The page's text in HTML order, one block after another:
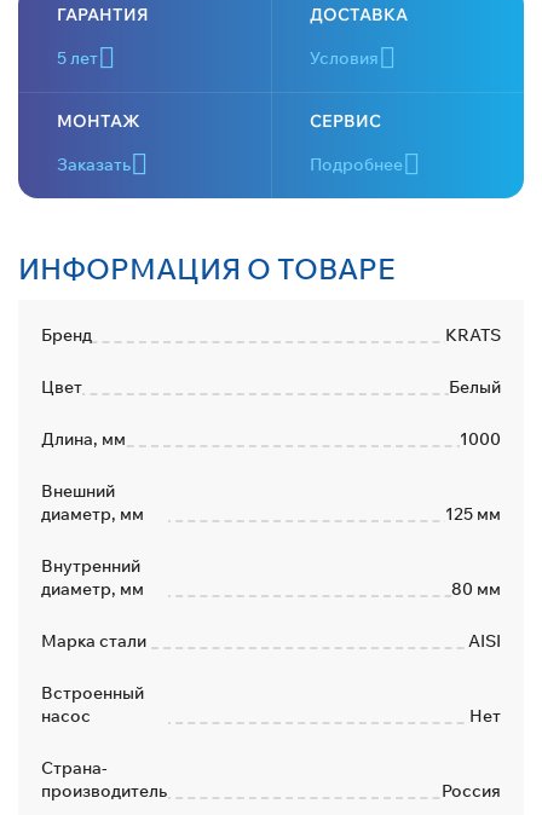
ГАРАНТИЯ
5 лет
ДОСТАВКА
Условия
МОНТАЖ
Заказать
СЕРВИС
Подробнее
ИНФОРМАЦИЯ О ТОВАРЕ
Бренд KRATS
Цвет Белый
Длина, мм 1000
Внешний
диаметр, мм
125 мм
Внутренний
диаметр, мм
80 мм
Марка стали AISI
Встроенный
насос
Нет
Страна-
производитель
Россия